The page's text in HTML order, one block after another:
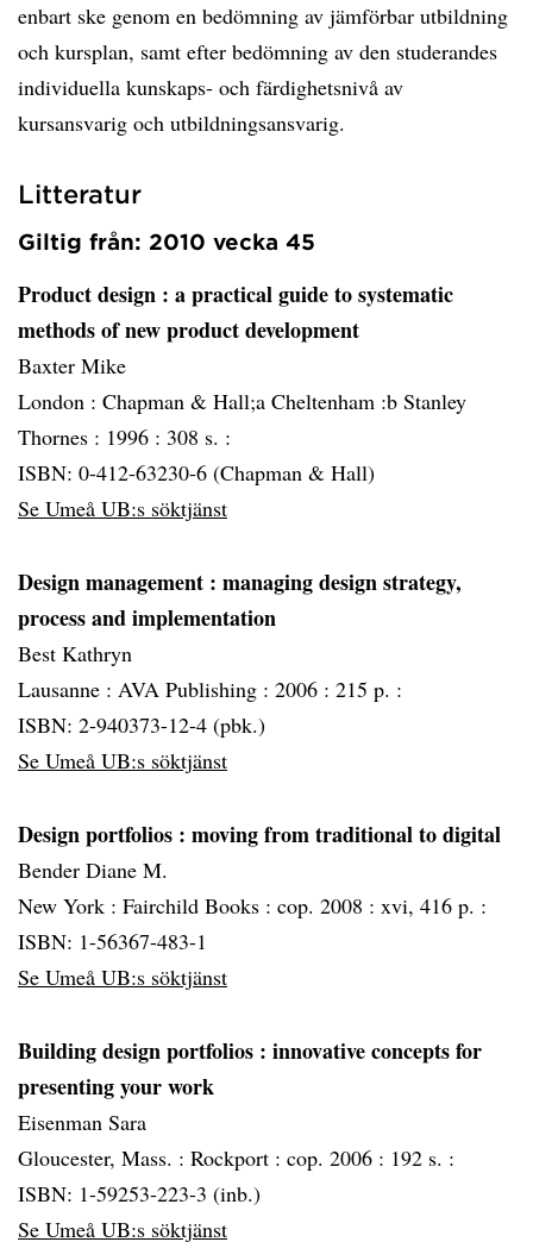
enbart ske genom en bedömning av jämförbar utbildning
och kursplan, samt efter bedömning av den studerandes
individuella kunskaps- och färdighetsnivå av
kursansvarig och utbildningsansvarig.
Litteratur
Giltig från: 2010 vecka 45
Product design : a practical guide to systematic
methods of new product development
Baxter Mike
London : Chapman & Hall;a Cheltenham :b Stanley
Thornes : 1996 : 308 s. :
ISBN: 0-412-63230-6 (Chapman & Hall)
Se Umeå UB:s söktjänst
Design management : managing design strategy,
process and implementation
Best Kathryn
Lausanne : AVA Publishing : 2006 : 215 p. :
ISBN: 2-940373-12-4 (pbk.)
Se Umeå UB:s söktjänst
Design portfolios : moving from traditional to digital
Bender Diane M.
New York : Fairchild Books : cop. 2008 : xvi, 416 p. :
ISBN: 1-56367-483-1
Se Umeå UB:s söktjänst
Building design portfolios : innovative concepts for
presenting your work
Eisenman Sara
Gloucester, Mass. : Rockport : cop. 2006 : 192 s. :
ISBN: 1-59253-223-3 (inb.)
Se Umeå UB:s söktjänst